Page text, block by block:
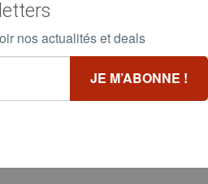
nos actualités et deals